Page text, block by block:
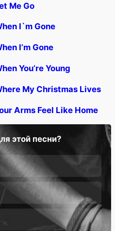
Me Go
I`m Gone
I’m Gone
You’re Young
My Christmas Lives
Arms Feel Like Home
этой песни?